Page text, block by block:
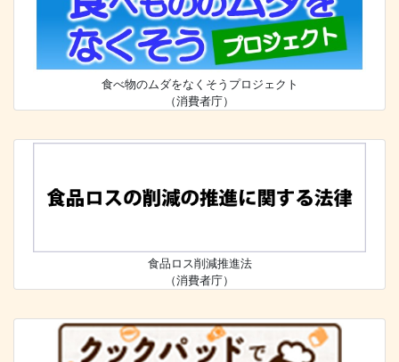
食べ物のムダをなくそうプロジェクト
（消費者庁）
食品ロス削減推進法
（消費者庁）